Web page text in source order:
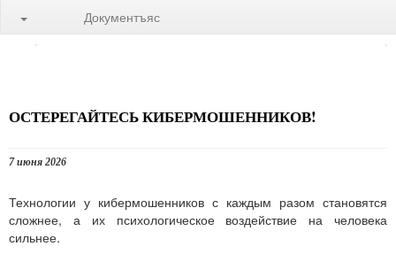
Документъяс
ОСТЕРЕГАЙТЕСЬ КИБЕРМОШЕННИКОВ!
7 июня 2026
Технологии у кибермошенников с каждым разом становятся
сложнее, а их психологическое воздействие на человека
сильнее.